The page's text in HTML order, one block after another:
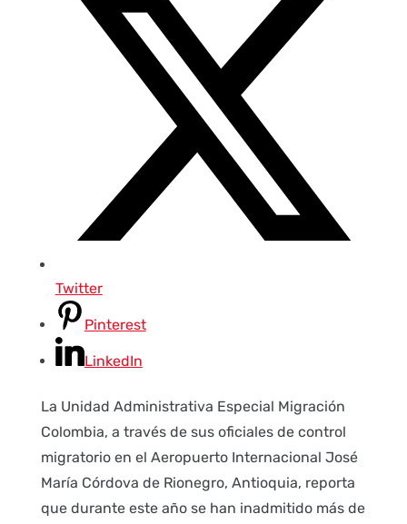
Twitter
Pinterest
LinkedIn
La Unidad Administrativa Especial Migración
Colombia, a través de sus oficiales de control
migratorio en el Aeropuerto Internacional José
María Córdova de Rionegro, Antioquia, reporta
que durante este año se han inadmitido más de